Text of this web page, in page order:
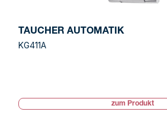
TAUCHER AUTOMATIK
KG411A
zum Produkt